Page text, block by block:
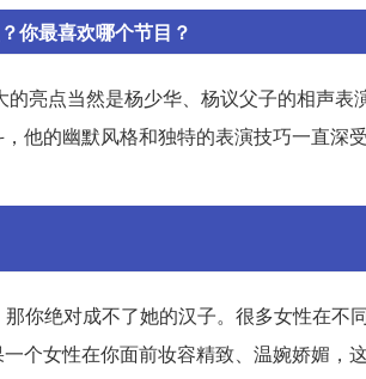
你最喜欢哪个节目？
亮点当然是杨少华、杨议父子的相声
他的幽默风格和独特的表演技巧一直深
你绝对成不了她的汉子。很多女性在不
个女性在你面前妆容精致、温婉娇媚，